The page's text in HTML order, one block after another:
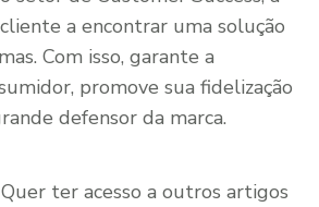
a encontrar uma solução
Com isso, garante a
promove sua fidelização
defensor da marca.
ter acesso a outros artigos